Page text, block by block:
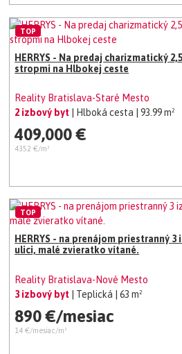
HERRYS - Na predaj charizmatický
stropmi na Hlbokej ceste
Reality Bratislava-Staré Mesto
2 izbový byt
| Hlboká cesta | 93.99 m²
409,000 €
4352 €/m²
TOP
HERRYS - na prenájom priestranný
ulici, malé zvieratko vítané.
Reality Bratislava-Nové Mesto
3 izbový byt | Teplická | 63 m²
890 €/mesiac
14 €/mesiac/m²
TOP